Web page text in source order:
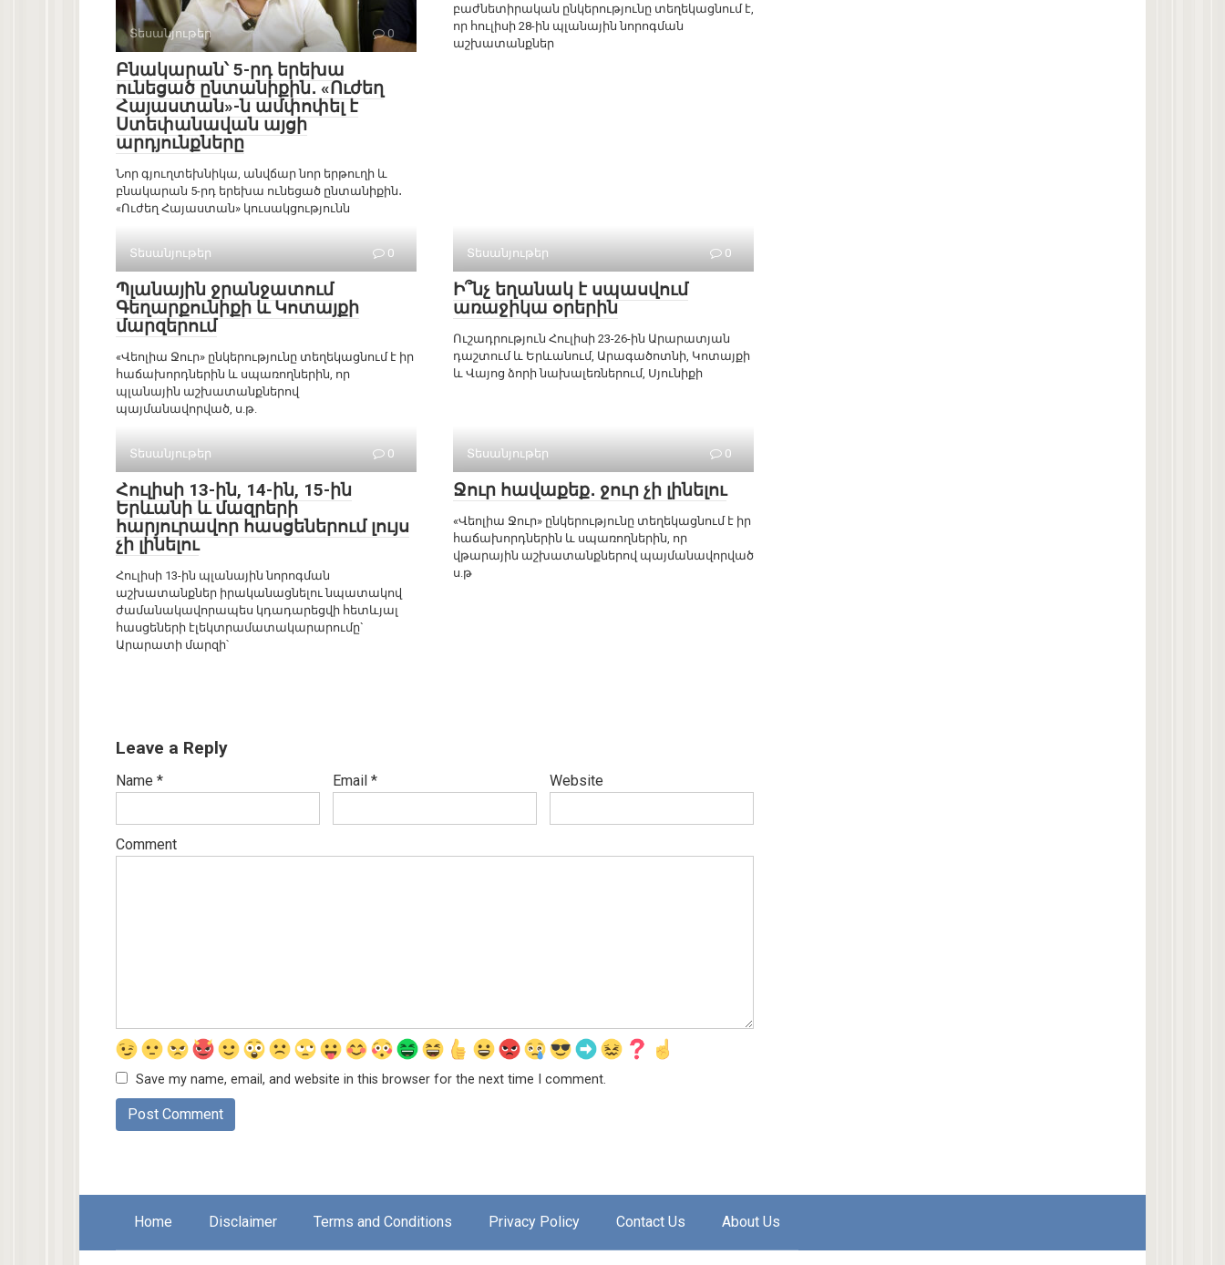
Տեսանյութեր 0
Բնակարան՝ 5-րդ երեխա
ունեցած ընտանիքին․ «Ուժեղ
Հայաստան»-ն ամփոփել է
Ստեփանավան այցի
արդյունքները
Նոր գյուղտեխնիկա, անվճար նոր երթուղի և
բնակարան 5-րդ երեխա ունեցած ընտանիքին․
«Ուժեղ Հայաստան» կուսակցությունն
բաժնետիրական ընկերությունը տեղեկացնում է,
որ հուլիսի 28-ին պլանային նորոգման
աշխատանքներ
Տեսանյութեր 0
Պլանային ջրանջատում
Գեղարքունիքի և Կոտայքի
մարզերում
«Վեոլիա Ջուր» ընկերությունը տեղեկացնում է իր
հաճախորդներին և սպառողներին, որ
պլանային աշխատանքներով
պայմանավորված, ս.թ.
Տեսանյութեր 0
Ի՞նչ եղանակ է սպասվում
առաջիկա օրերին
Ուշադրություն Հուլիսի 23-26-ին Արարատյան
դաշտում և Երևանում, Արագածոտնի, Կոտայքի
և Վայոց ձորի նախալեռներում, Սյունիքի
Տեսանյութեր 0
Հուլիսի 13-ին, 14-ին, 15-ին
Երևանի և մազրերի
հարյուրավոր հասցեներում լույս
չի լինելու
Հուլիսի 13-ին պլանային նորոգման
աշխատանքներ իրականացնելու նպատակով
ժամանակավորապես կդադարեցվի հետևյալ
հասցեների էլեկտրամատակարարումը`
Արարատի մարզի՝
Տեսանյութեր 0
Ջուր հավաքեք․ ջուր չի լինելու
«Վեոլիա Ջուր» ընկերությունը տեղեկացնում է իր
հաճախորդներին և սպառողներին, որ
վթարային աշխատանքներով պայմանավորված
ս.թ
Leave a Reply
Name * Email * Website
Comment
Save my name, email, and website in this browser for the next time I comment.
Home Disclaimer Terms and Conditions Privacy Policy Contact Us About Us